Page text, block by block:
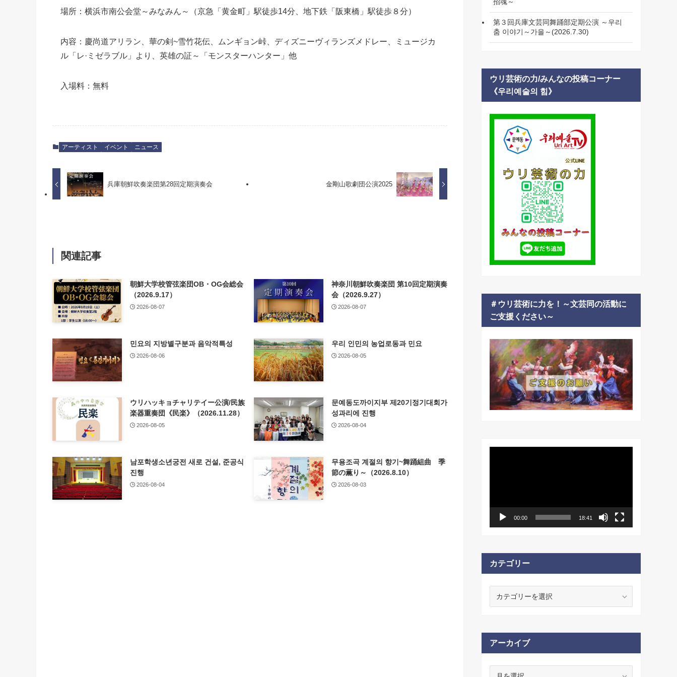
場所：横浜市南公会堂～みなみん～（京急「黄金町」駅徒歩14分、地下鉄「阪東橋」駅徒歩８分）
内容：慶尚道アリラン、華の剣~雪竹花伝、ムンギョン峠、ディズニーヴィランズメドレー、ミュージカ
ル「レ·ミゼラブル」より、英雄の証～「モンスターハンター」他
入場料：無料
アーティスト イベント ニュース
兵庫朝鮮吹奏楽団第28回定期演奏会 金剛山歌劇団公演2025
関連記事
朝鮮大学校管弦楽団OB・OG会総会
（2026.9.17）
2026-08-07
神奈川朝鮮吹奏楽団 第10回定期演奏
会（2026.9.27）
2026-08-07
민요의 지방별구분과 음악적특성
2026-08-06
우리 인민의 농업로동과 민요
2026-08-05
ウリハッキョチャリテイー公演/民族
楽器重奏団《民楽》（2026.11.28）
2026-08-05
문예동도까이지부 제20기정기대회가
성과리에 진행
2026-08-04
남포학생소년궁전 새로 건설, 준공식
진행
2026-08-04
무용조곡 계절의 향기~舞踊組曲 季
節の薫り～（2026.8.10）
2026-08-03
招魂～
第３回兵庫文芸同舞踊部定期公演 ～우리
춤 이야기～가을～(2026.7.30)
ウリ芸術の力/みんなの投稿コーナー
《우리예술의 힘》
＃ウリ芸術に力を！～文芸同の活動に
ご支援ください～
ヤ
00:00 18:41
カテゴリー
ー
アーカイブ